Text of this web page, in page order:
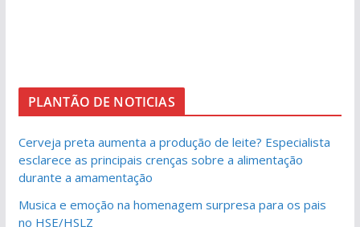
PLANTÃO DE NOTICIAS
Cerveja preta aumenta a produção de leite? Especialista
esclarece as principais crenças sobre a alimentação
durante a amamentação
Musica e emoção na homenagem surpresa para os pais
no HSE/HSLZ